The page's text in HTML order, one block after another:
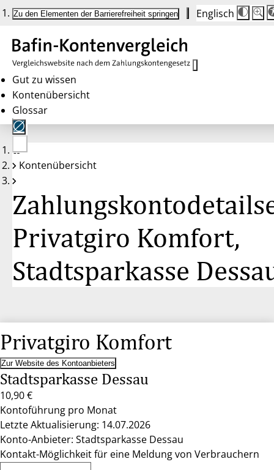
Zu den Elementen der Barrierefreiheit springen Englisch
Die
auf
100
100
Gut zu wissen
Kontenübersicht
Glossar
Keine
Konten
Kontenübersicht
Privatgiro Komfort,
Stadtsparkasse
Privatgiro Komfort
Zur Website des Kontoanbieters
Stadtsparkasse Dessau
10,90 €
Kontoführung pro Monat
Letzte Aktualisierung: 14.07.2026
Konto-Anbieter: Stadtsparkasse Dessau
Kontakt-Möglichkeit für eine Meldung von Verbrauchern